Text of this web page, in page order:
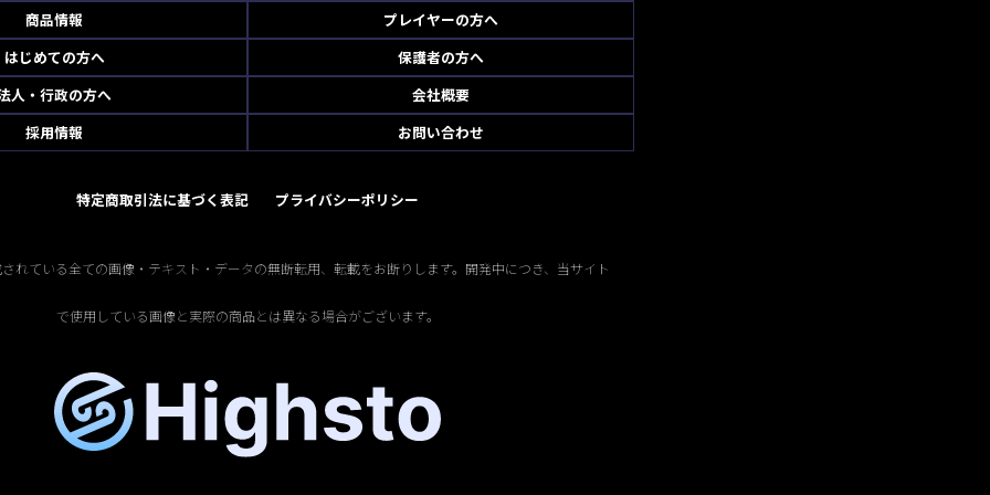
商品情報
プレイヤーの方へ
はじめての方へ
保護者の方へ
人・行政の方へ
会社概要
採用情報
お問い合わせ
特定商取引法に基づく表記 プライバシーポリシー
れている全ての画像・テキスト・データの無断転用、転載をお断りします。開発中につき、当サイト
で使用している画像と実際の商品とは異なる場合がございます。